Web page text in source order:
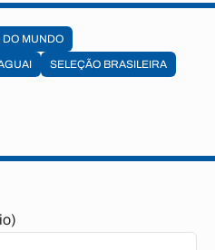
DO MUNDO
SELEÇÃO BRASILEIRA